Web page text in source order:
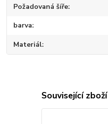
Požadovaná šíře
barva
Materiál
Související zboží